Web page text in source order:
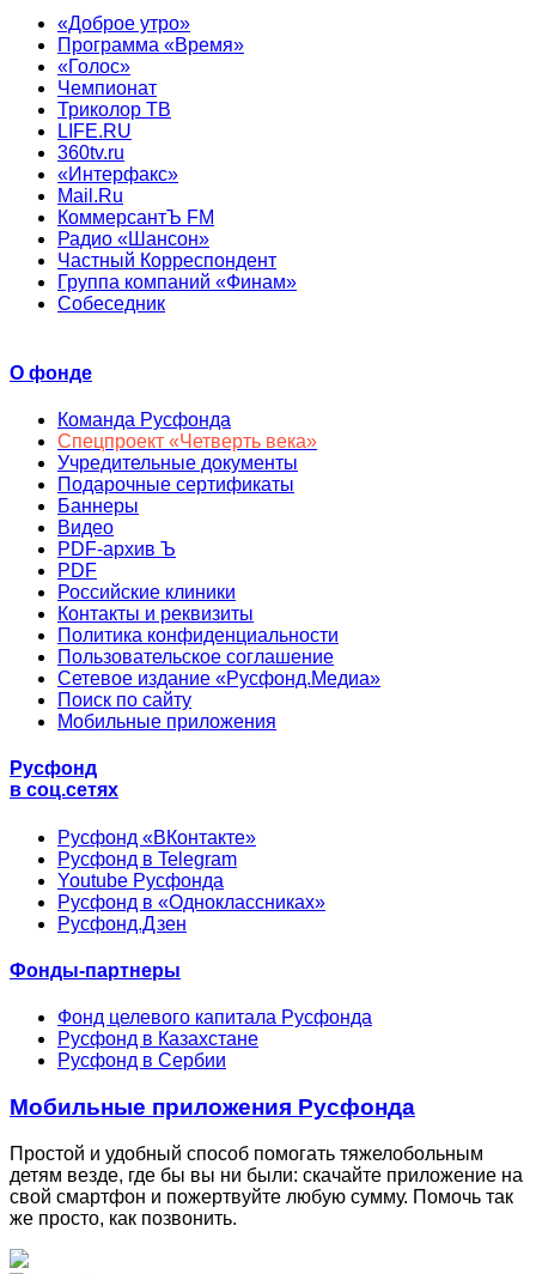
«Доброе утро»
Программа «Время»
«Голос»
Чемпионат
Триколор ТВ
LIFE.RU
360tv.ru
«Интерфакс»
Mail.Ru
КоммерсантЪ FM
Радио «Шансон»
Частный Корреспондент
Группа компаний «Финам»
Собеседник
О фонде
Команда Русфонда
Спецпроект «Четверть века»
Учредительные документы
Подарочные сертификаты
Баннеры
Видео
PDF-архив Ъ
PDF
Российские клиники
Контакты и реквизиты
Политика конфиденциальности
Пользовательское соглашение
Сетевое издание «Русфонд.Медиа»
Поиск по сайту
Мобильные приложения
Русфонд
в соц.сетях
Русфонд «ВКонтакте»
Русфонд в Telegram
Youtube Русфонда
Русфонд в «Одноклассниках»
Русфонд.Дзен
Фонды-партнеры
Фонд целевого капитала Русфонда
Русфонд в Казахстане
Русфонд в Сербии
Мобильные приложения Русфонда
Простой и удобный способ помогать тяжелобольным
детям везде, где бы вы ни были: скачайте приложение на
свой смартфон и пожертвуйте любую сумму. Помочь так
же просто, как позвонить.